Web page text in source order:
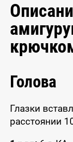
Голова
Глазки
расстоянии